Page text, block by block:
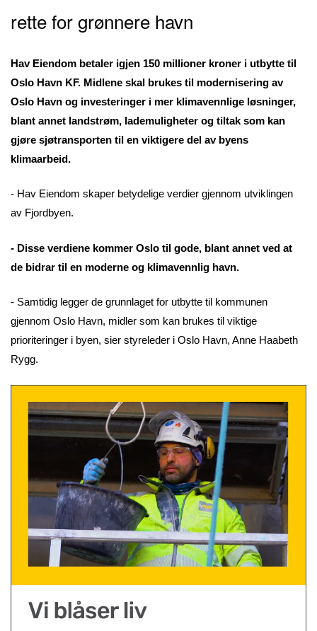
rette forgrønnere havn
Hav Eiendom betaler igjen 150 millioner kroner i utbytte til
Oslo Havn KF. Midlene skal brukes til modernisering av
Oslo Havn og investeringer i mer klimavennlige løsninger,
blant annet landstrøm, lademuligheter og tiltak som kan
gjøre sjøtransporten til en viktigere del av byens
klimaarbeid.
- Hav Eiendom skaper betydelige verdier gjennom utviklingen
av Fjordbyen.
- Disse verdiene kommer Oslo til gode, blant annet ved at
de bidrar til en moderne og klimavennlig havn.
- Samtidig legger de grunnlaget for utbytte til kommunen
gjennom Oslo Havn, midler som kan brukes til viktige
prioriteringer i byen, sier styreleder i Oslo Havn, Anne Haabeth
Rygg.